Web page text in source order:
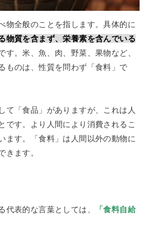
物全般のことを指します。具体的に
物質を含まず、栄養素を含んでいる
す。米、魚、肉、野菜、果物など、
ものは、性質を問わず「食料」で
て「食品」がありますが、これは人
です。より人間により消費されるこ
ます。「食料」は人間以外の動物に
きます。
代表的な言葉としては、
「食料自給